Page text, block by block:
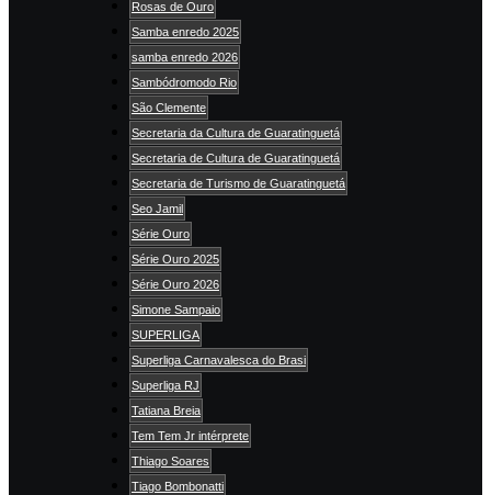
Rosas de Ouro
Samba enredo 2025
samba enredo 2026
Sambódromodo Rio
São Clemente
Secretaria da Cultura de Guaratinguetá
Secretaria de Cultura de Guaratinguetá
Secretaria de Turismo de Guaratinguetá
Seo Jamil
Série Ouro
Série Ouro 2025
Série Ouro 2026
Simone Sampaio
SUPERLIGA
Superliga Carnavalesca do Brasi
Superliga RJ
Tatiana Breia
Tem Tem Jr intérprete
Thiago Soares
Tiago Bombonatti